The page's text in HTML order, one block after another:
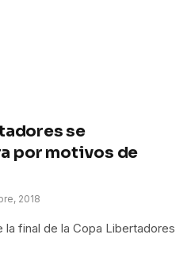
se
por motivos de
2018
la final de la Copa Libertadores